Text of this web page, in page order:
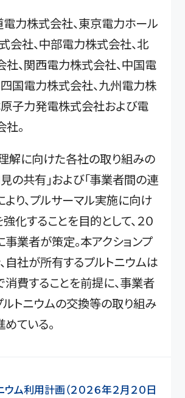
力株式会社、東京電力ホール
会社、中部電力株式会社、北
、関西電力株式会社、中国電
国電力株式会社、九州電力株
子力発電株式会社および電
。
解に向けた各社の取り組みの
の共有」および「事業者間の連
より、プルサーマル実施に向け
化することを目的として、２０
事業者が策定。本アクションプ
自社が所有するプルトニウムは
費することを前提に、事業者
トニウムの交換等の取り組み
ている。
ウム利用計画（２０２６年２月２０日